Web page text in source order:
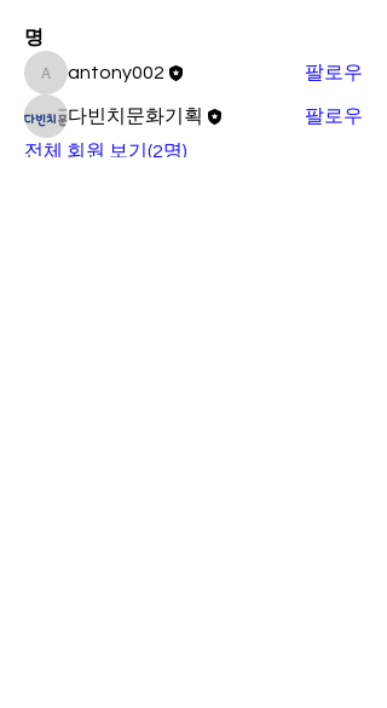
명
antony002
antony002 팔로우
다빈치문화기획
팔로우
전체 회원 보기(2명)